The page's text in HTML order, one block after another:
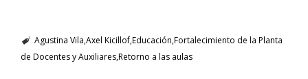
Agustina Vila Axel KicillofEducación Fortalecimiento de la Planta
de Docentes y AuxiliaresRetorno a las aulas